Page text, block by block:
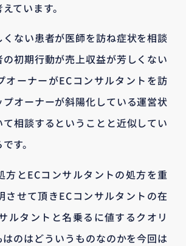
ています。
ない患者が医師を訪ね症状を相談
初期行動が売上収益が芳しくない
オーナーがECコンサルタントを訪
オーナーが斜陽化している運営状
相談するということと近似してい
す。
方とECコンサルタントの処方を重
させて頂きECコンサルタントの在
ルタントと名乗るに値するクオリ
のはどういうものなのかを今回は